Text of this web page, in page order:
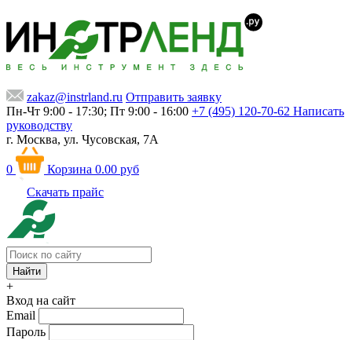
zakaz@instrland.ru Отправить заявку
Пн-Чт 9:00 - 17:30; Пт 9:00 - 16:00 +7 (495) 120-70-62 Написать
руководству
г. Москва, ул. Чусовская, 7А
0 Корзина 0.00 руб
Скачать прайс
+
Вход на сайт
Email
Пароль